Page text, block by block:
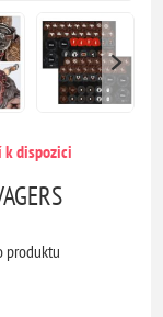
k dispozici
produktu